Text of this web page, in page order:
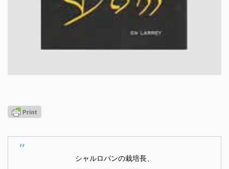
シャルロパンの栽培長、